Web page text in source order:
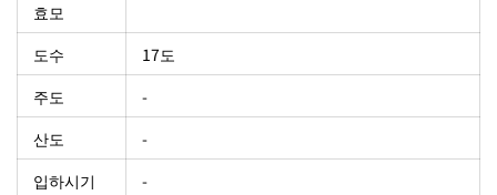
효모
도수
17도
주도
-
산도
-
입하시기
-